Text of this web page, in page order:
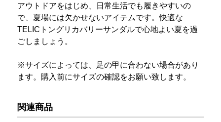
アウトドアをはじめ、日常生活でも履きやすいの
で、夏場には欠かせないアイテムです。快適な
TELICトングリカバリーサンダルで心地よい夏を過
ごしましょう。
※サイズによっては、足の甲に合わない場合があり
ます。購入前にサイズの確認をお願い致します。
関連商品